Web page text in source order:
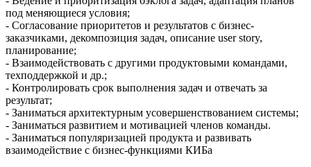
под меняющиеся условия;
- Согласование приоритетов и результатов с бизнес-
заказчиками, декомпозиция задач, описание user story,
планирование;
- Взаимодействовать с другими продуктовыми командами,
техподдержкой и др.;
- Контролировать срок выполнения задач и отвечать за
результат;
- Заниматься архитектурным усовершенствованием системы;
- Заниматься развитием и мотивацией членов команды.
- Заниматься популяризацией продукта и развивать
взаимодействие с бизнес-функциями КИБа